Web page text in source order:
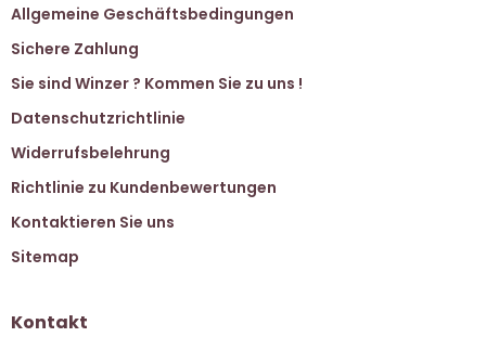
Allgemeine Geschäftsbedingungen
Sichere Zahlung
Sie sind Winzer ? Kommen Sie zu uns !
Datenschutzrichtlinie
Widerrufsbelehrung
Richtlinie zu Kundenbewertungen
Kontaktieren Sie uns
Sitemap
Kontakt